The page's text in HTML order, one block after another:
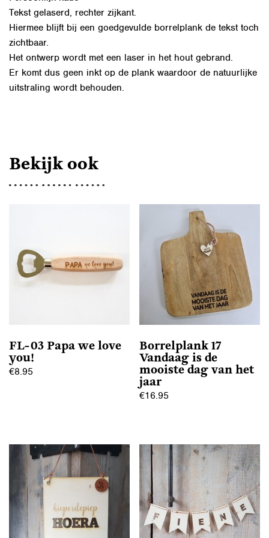
Tekst gelaserd, rechter zijkant.
Hiermee blijft bij een goedgevulde borrelplank de tekst toch
zichtbaar.
Het ontwerp wordt met een laser in het hout gebrand.
Er komt dus geen inkt op de plank waardoor de natuurlijke
uitstraling wordt behouden.
Bekijk ook
FL-03 Papa we love
you!
€8.95
Borrelplank 17
Vandaag is de
mooiste dag van het
jaar
€16.95